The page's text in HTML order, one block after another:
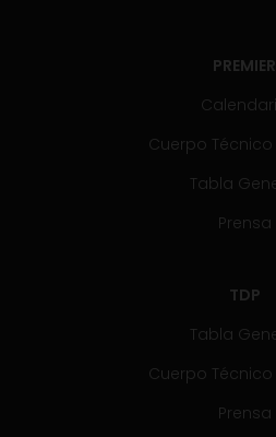
PREMIER
Cuerpo Técnico
Tabla
Prensa
TDP
Tabla
Cuerpo Técnico
Prensa